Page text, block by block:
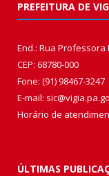
PREFEITURA DE
End.: Rua Professora
CEP: 68780-000
Fone: (91) 98467-3247
E-mail:
Horário de
ÚLTIMAS